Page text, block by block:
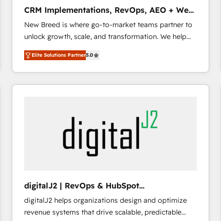
2️⃣ AIエージェント組織構築 営業・マーケティング業務
の一部をAIが自律実行する組織への移行を設計・実装。
Breeze・Claude等をHubSpotと連携させ、役割定義・
運用ルール・成果指標まで含めて設計します。 3️⃣ 全社
DX × AI推進のPMO伴走支援 複数部門をまたぐDX×AI変
革を、構想から実装・定着までPMOとして主導。「設
定の代行ではなく、設計の責任」を引き受け、部門横断
計・構築：リード獲得・CVR・SEOを前提にした情報設
計・導線設計・テンプレート設計をContent Hubで一体
提供。 ▸ 既存CRM・MAからの移行支援：Salesforce・
Marketo・Pardot等からの移行、カスタム設計、履歴
データ移行と活用設計まで。 ▸ AEO対応：ChatGPT・
ンツとサイト構造を最適化。 🏆 なぜ100incを選ぶの
か？ ✓ HubSpot Eliteパートナー認定 ✓ HubSpotアワ
ード受賞・HUGリーダー ✓ ISO27001:2022 /
ISO9001:2015 取得 ✓ 400社以上の導入実績 ✓
CRM Implementations, RevOps, AEO + Web,
Demand Gen
New Breed is where go-to-market teams partner to
unlock growth, scale, and transformation. We help
companies activate HubSpot’s AI-powered
customer platform and operationalize HubSpot’s
Loop Marketing framework through expert-led
services, smart agents, and purpose-built apps,
buyer journey for clean data, scalability, & reporting.
🎯Demand Gen & ABM: Drive pipeline with inbound,
ABM, AEO, SEO, & paid media that fuel growth. 👩‍💻
Web Design: Build high-performing websites with
configure HubSpot AI, & maximize AEO with tailored
AI services. 🧩Integrations: Extend HubSpot with
custom integrations, hosting, & maintenance. As
Elite Solutions Partner5.0
digitalJ2 | RevOps & HubSpot
Implementations
digitalJ2 helps organizations design and optimize
revenue systems that drive scalable, predictable